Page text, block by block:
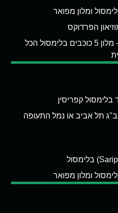
ומלון מפואר
הפרדוקס
לאונרדו גרנד ריזורט לימסול – מלון 5 כוכבים בלימסול הכל
קפריסין
תל אביב או נמל התעופה
ומלון מפואר